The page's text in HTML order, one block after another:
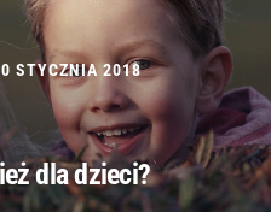
STYCZNIA 2018
dla dzieci?